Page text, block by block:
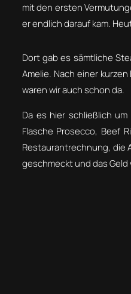
mit den ersten
er endlich darauf kam.
Dort gab es sämtliche
Amelie. Nach einer
waren wir auch schon da.
Da es hier schließlich
Flasche Prosecco, Beef
Restaurantrechnung, die
geschmeckt und das